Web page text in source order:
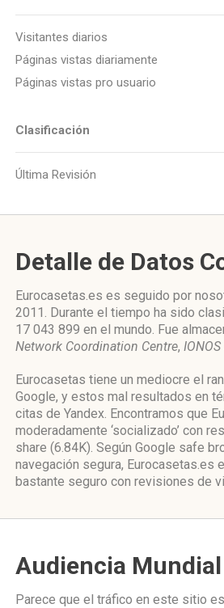
Visitantes diarios
Páginas vistas diariamente
Páginas vistas pro usuario
Clasificación
Última Revisión
Detalle de Datos
Eurocasetas.es es seguido por
2011. Durante el tiempo ha sido
17 043 899 en el mundo. Fue
Network Coordination Centre, IONOS
Eurocasetas tiene un mediocre el
Google, y estos mal resultados en
citas de Yandex. Encontramos que
moderadamente ‘socializado’ con
share (6.84K). Según Google safe
navegación segura, Eurocasetas.es
bastante seguro con revisiones de
Audiencia Mundial
Parece que el tráfico en este sitio